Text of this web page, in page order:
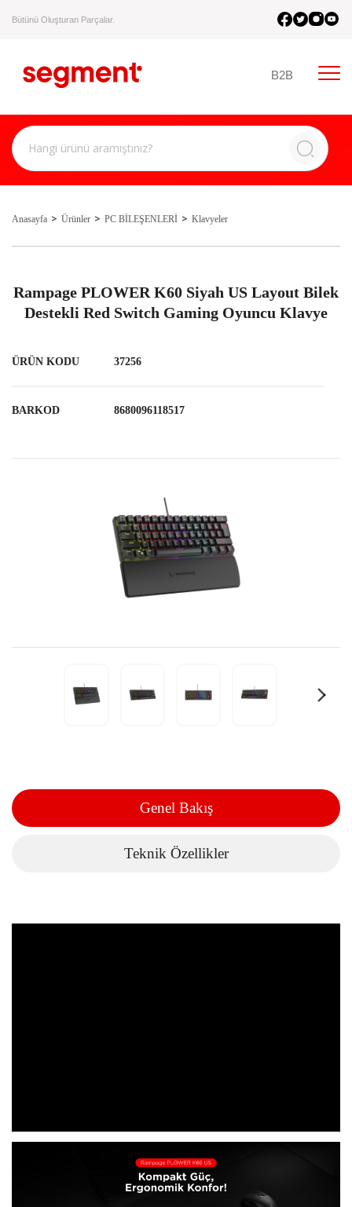
Bütünü Oluşturan Parçalar.
B2B
Anasayfa Ürünler PC BİLEŞENLERİ Klavyeler
Rampage PLOWER K60 Siyah US Layout Bilek
Destekli Red Switch Gaming Oyuncu Klavye
ÜRÜN KODU 37256
BARKOD 8680096118517
Genel Bakış
Teknik Özellikler